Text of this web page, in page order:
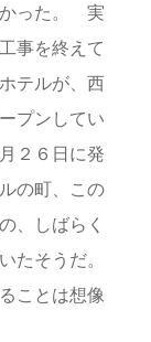
かった。 実
事を終えて
テルが、西
プンしてい
２６日に発
の町、この
、しばらく
たそうだ。
ことは想像